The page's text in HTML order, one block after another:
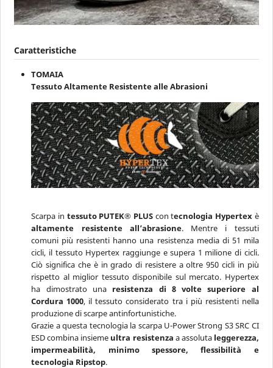
Caratteristiche
TOMAIA
Tessuto Altamente Resistente alle Abrasioni
Scarpa in tessuto PUTEK® PLUS con tecnologia Hypertex è
altamente resistente all’abrasione. Mentre i tessuti
comuni più resistenti hanno una resistenza media di 51 mila
cicli, il tessuto Hypertex raggiunge e supera 1 milione di cicli.
Ciò significa che è in grado di resistere a oltre 950 cicli in più
rispetto al miglior tessuto disponibile sul mercato. Hypertex
ha dimostrato una resistenza di 8 volte superiore al
Cordura 1000, il tessuto considerato tra i più resistenti nella
produzione di scarpe antinfortunistiche.
Grazie a questa tecnologia la scarpa U-Power Strong S3 SRC CI
ESD combina insieme ultra resistenza a assoluta leggerezza,
impermeabilità, minimo spessore, flessibilità e
tecnologia Ripstop.